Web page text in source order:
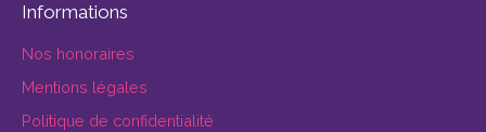
Informations
Nos honoraires
Mentions légales
Politique de confidentialité